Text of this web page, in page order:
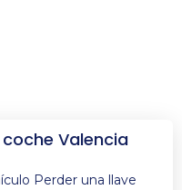
Valencia
Perder una llave